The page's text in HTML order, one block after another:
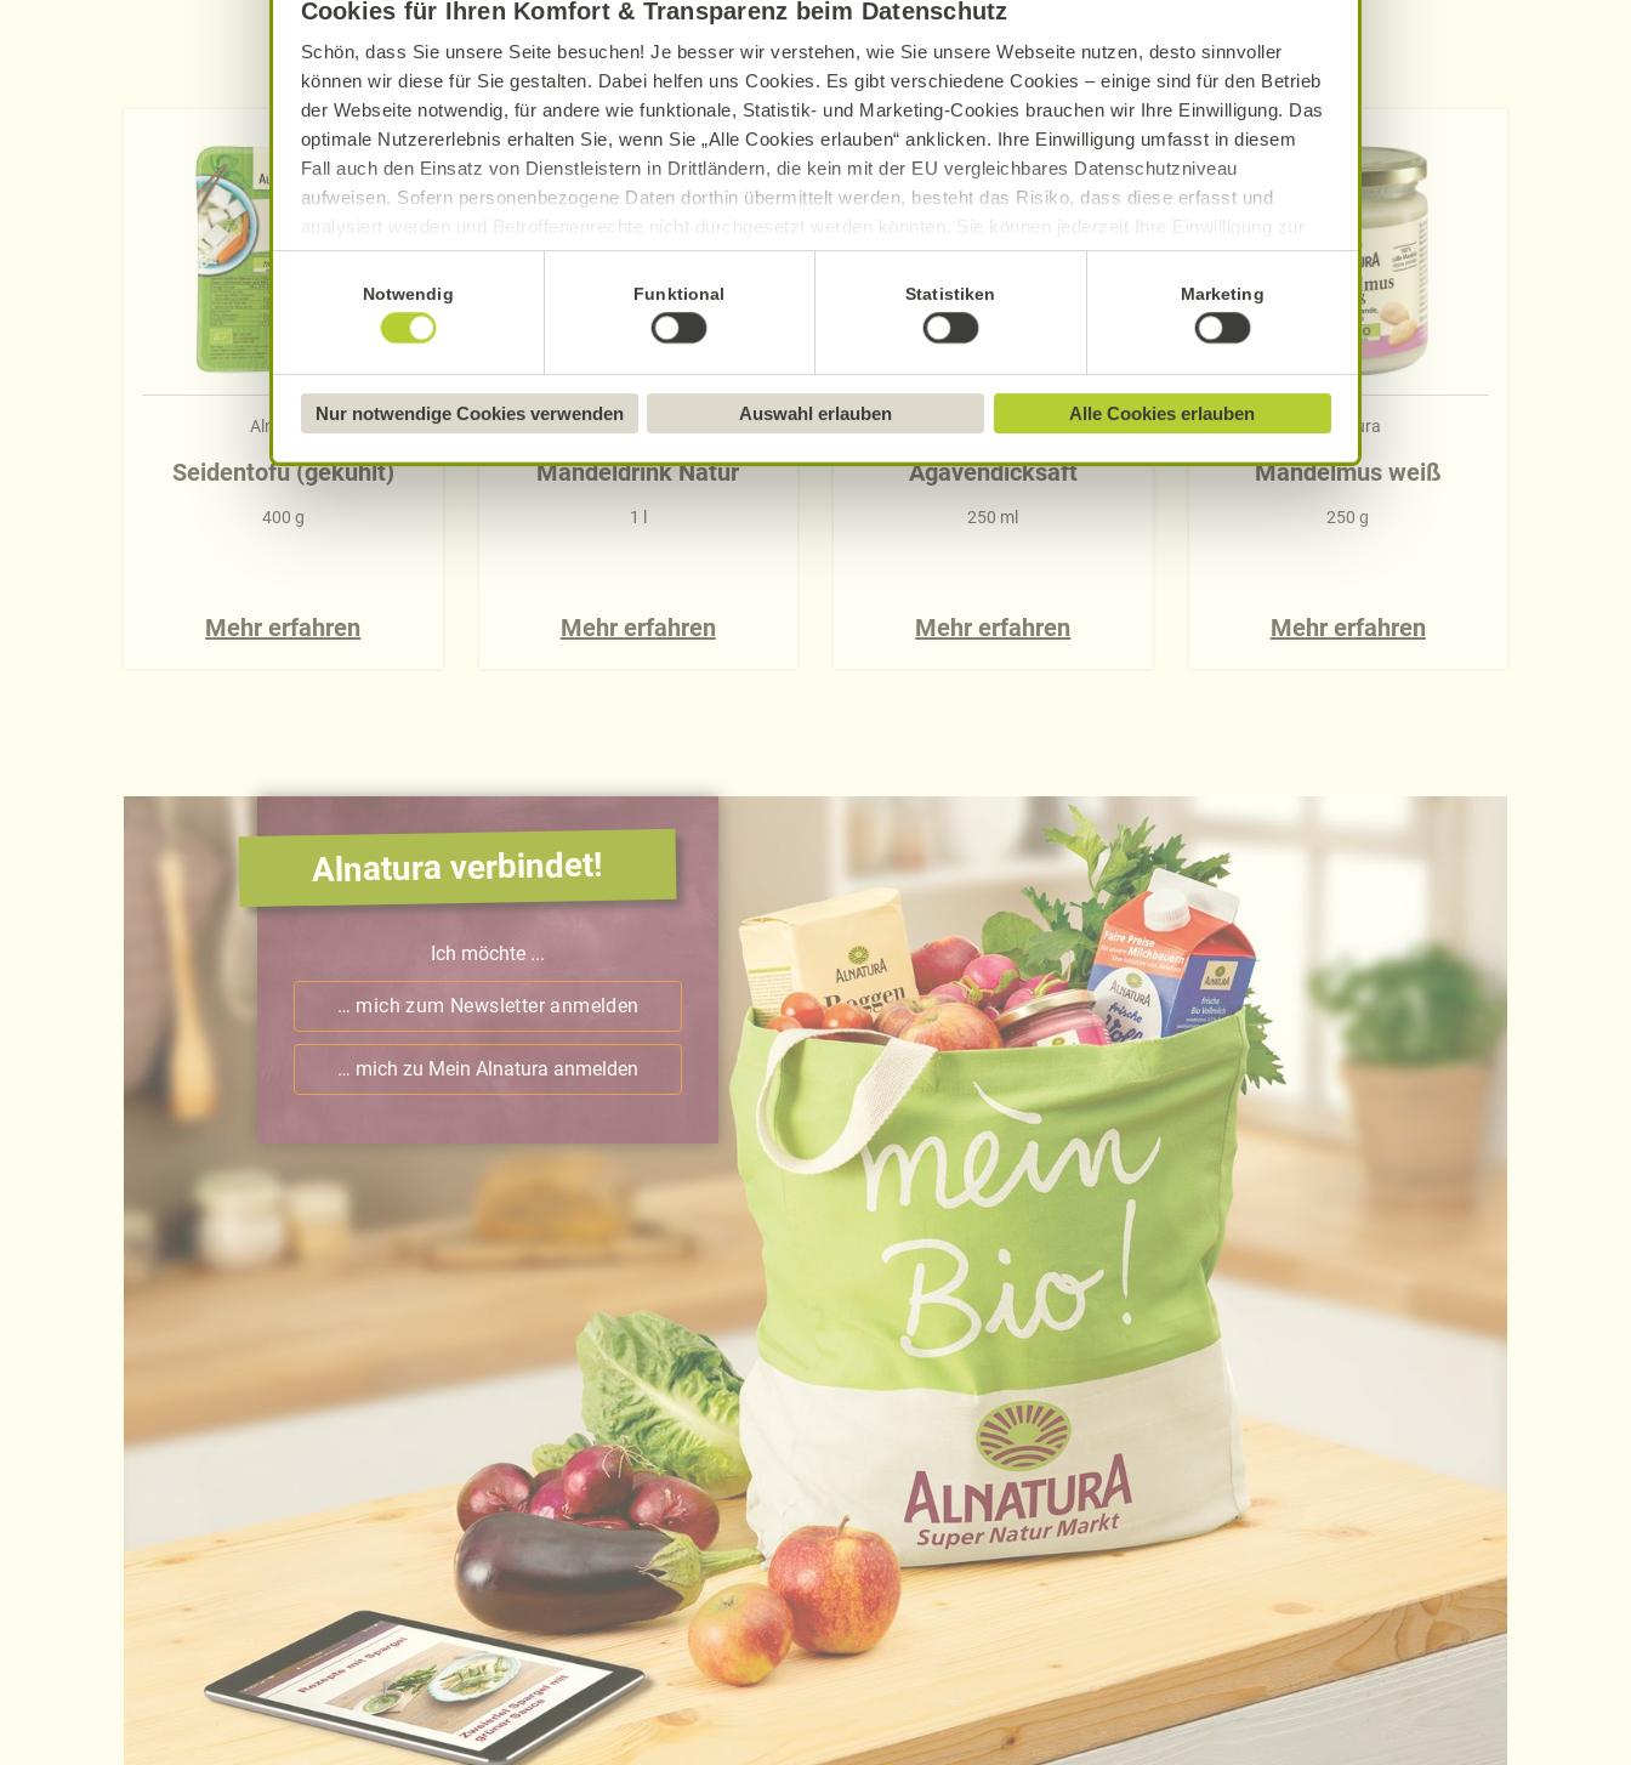
Cookies für Ihren Komfort & Transparenz beim Datenschutz
Schön, dass Sie unsere Seite besuchen! Je besser wir verstehen, wie Sie unsere Webseite nutzen, desto sinnvoller
können wir diese für Sie gestalten. Dabei helfen uns Cookies. Es gibt verschiedene Cookies – einige sind für den Betrieb
der Webseite notwendig, für andere wie funktionale, Statistik- und Marketing-Cookies brauchen wir Ihre Einwilligung. Das
optimale Nutzererlebnis erhalten Sie, wenn Sie „Alle Cookies erlauben“ anklicken. Ihre Einwilligung umfasst in diesem
Fall auch den Einsatz von Dienstleistern in Drittländern, die kein mit der EU vergleichbares Datenschutzniveau
aufweisen. Sofern personenbezogene Daten dorthin übermittelt werden, besteht das Risiko, dass diese erfasst und
analysiert werden und Betroffenenrechte nicht durchgesetzt werden könnten. Sie können jederzeit Ihre Einwilligung zur
Datenverarbeitung und -übermittlung widerrufen und Tools deaktivieren. Ausführliche Informationen finden Sie in unserer
Datenschutzerklärung
Näheres über uns erfahren Sie in unseremImpressum
Notwendig Funktional Statistiken Marketing
Nur notwendige Cookies verwenden Auswahl erlauben Alle Cookies erlauben
Produkte zum Rezept
Alnatura
Seidentofu (gekühlt)
400 g
Mehr erfahren
Alnatura
Mandeldrink Natur
1 l
Mehr erfahren
Alnatura
Agavendicksaft
250 ml
Mehr erfahren
Alnatura
Mandelmus weiß
250 g
Mehr erfahren
Alnatura verbindet!
Ich möchte ...
… mich zum Newsletter anmelden
… mich zu Mein Alnatura anmelden